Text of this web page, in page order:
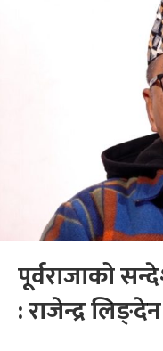
पूर्वराजाको
: राजेन्द्र लिङ्देन